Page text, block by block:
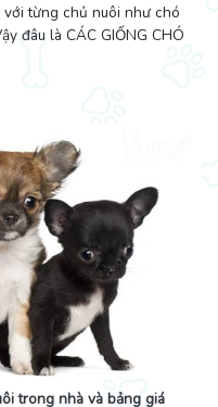
từng chủ nuôi như chó
đâu là CÁC GIỐNG CHÓ
trong nhà và bảng giá